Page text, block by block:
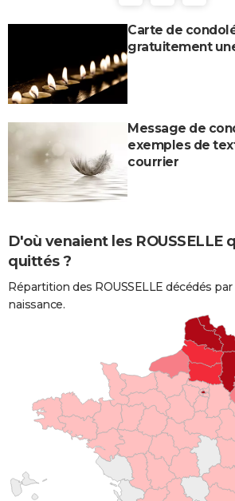
Carte de
gratuitement
Message de
exemples de
courrier
D'où venaient les ROUSSELLE
quittés ?
Répartition des ROUSSELLE décédés
naissance.